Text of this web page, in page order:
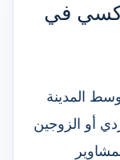
في
المدينة
أو الزوجين